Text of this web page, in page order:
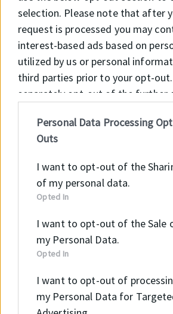
selection. Please note that after
request is processed you may
interest-based ads based on
utilized by us or personal
third parties prior to your opt-out.
separately opt-out of the further
IAB’s list of downstream
information may also be
Participantsthat may further
third parties.
Personal Data Processing Opt
Outs
I want to opt-out of the
of my personal data.
Opted In
I want to opt-out of the Sale
my Personal Data.
Opted In
I want to opt-out of
my Personal Data for
Diagnosztika
Gyakran megesik, hogy
nem tudják biztosítani az
állapotban lévő
szkennerünk, mellyel
1000mm-es síktömítést is